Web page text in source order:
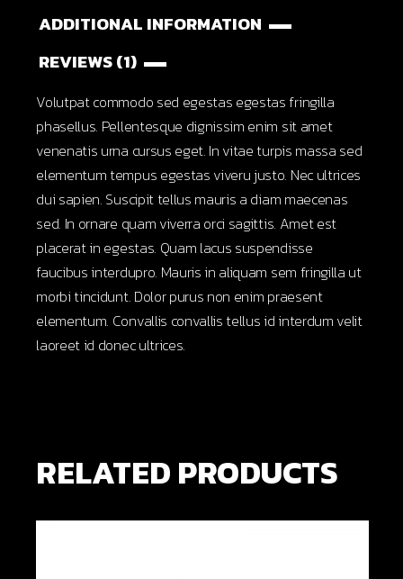
ADDITIONAL INFORMATION
REVIEWS (1)
Volutpat commodo sed egestas egestas fringilla
phasellus. Pellentesque dignissim enim sit amet
venenatis urna cursus eget. In vitae turpis massa sed
elementum tempus egestas viveru justo. Nec ultrices
dui sapien. Suscipit tellus mauris a diam maecenas
sed. In ornare quam viverra orci sagittis. Amet est
placerat in egestas. Quam lacus suspendisse
faucibus interdupro. Mauris in aliquam sem fringilla ut
morbi tincidunt. Dolor purus non enim praesent
elementum. Convallis convallis tellus id interdum velit
laoreet id donec ultrices.
RELATED PRODUCTS